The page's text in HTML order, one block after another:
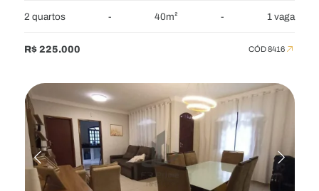
2 quartos - 40m² - 1 vaga
R$ 225.000 CÓD 8416